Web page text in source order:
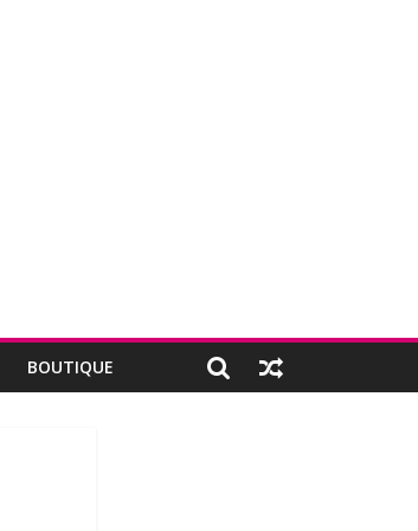
BOUTIQUE